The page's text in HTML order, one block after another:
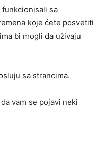
funkcionisali sa
koje ćete posvetiti
bi mogli da uživaju
sa strancima.
vam se pojavi neki